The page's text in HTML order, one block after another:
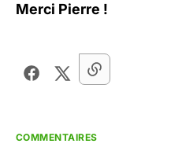
Merci Pierre !
COMMENTAIRES